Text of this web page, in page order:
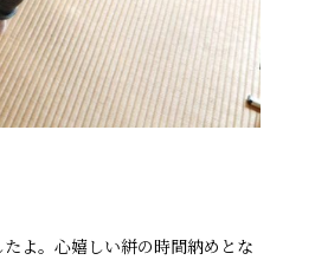
よ。心嬉しい絣の時間納めとな